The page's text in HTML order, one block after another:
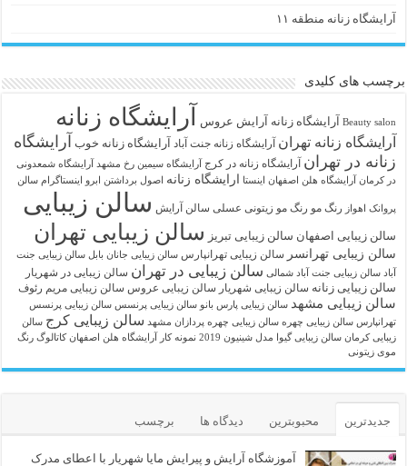
آرایشگاه زنانه منطقه ۱۱
برچسب های کلیدی
Beauty salon آرايشگاه زنانه آرایش عروس آرایشگاه زنانه
آرایشگاه زنانه تهران آرایشگاه زنانه جنت آباد آرایشگاه زنانه خوب آرایشگاه
زنانه در تهران آرایشگاه زنانه در کرج آرایشگاه سیمین رخ مشهد
آرایشگاه شمعدونی
در کرمان آرایشگاه هلن اصفهان اینستا ارایشگاه زنانه اصول برداشتن ابرو اینستاگرام سالن
پروانک اهواز رنگ مو رنگ مو زیتونی عسلی سالن آرایش سالن زیبایی
سالن زیبایی اصفهان سالن زیبایی تبریز سالن زیبایی تهران
سالن زیبایی تهرانسر سالن زیبایی تهرانپارس سالن زیبایی جانان بابل سالن زیبایی جنت
آباد سالن زیبایی جنت آباد شمالی سالن زیبایی در تهران سالن زیبایی در شهریار
سالن زیبایی زنانه سالن زیبایی شهریار سالن زیبایی عروس سالن زیبایی مریم رئوف
سالن زیبایی مشهد سالن زیبایی پارس بانو سالن زیبایی پرنسس سالن زیبایی پرنسس
تهرانپارس سالن زیبایی چهره سالن زیبایی چهره پردازان مشهد سالن زیبایی کرج سالن
زیبایی کرمان سالن زیبایی گیوا مدل شینیون 2019 نمونه کار آرایشگاه هلن اصفهان کاتالوگ رنگ
موی زیتونی
جدیدترین محبوبترین دیدگاه ها برچسب
آموزشگاه آرایش و پیرایش مایا شهریار با اعطای مدرک